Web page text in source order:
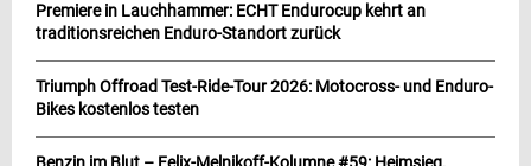
Premiere in Lauchhammer: ECHT Endurocup kehrt an
traditionsreichen Enduro-Standort zurück
Triumph Offroad Test-Ride-Tour 2026: Motocross- und Enduro-
Bikes kostenlos testen